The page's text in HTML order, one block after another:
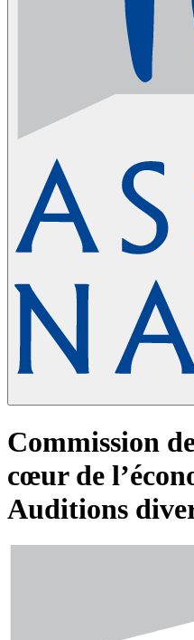
Commission
cœur de
Auditions